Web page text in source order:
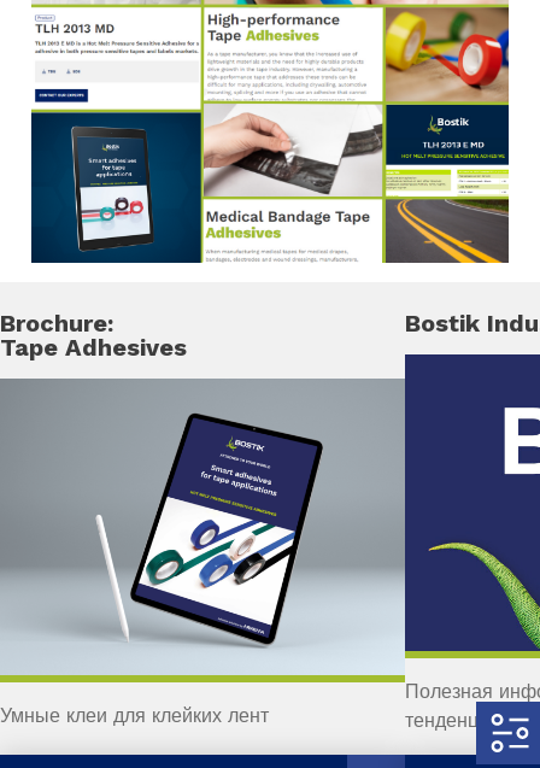
Brochure:
Tape Adhesives
Умные клеи для клейких лент
Bostik
Полезная
тенденции в